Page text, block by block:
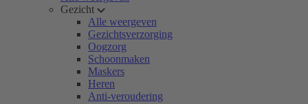
Gezicht
Alle weergeven
Gezichtsverzorging
Oogzorg
Schoonmaken
Maskers
Heren
Anti-veroudering